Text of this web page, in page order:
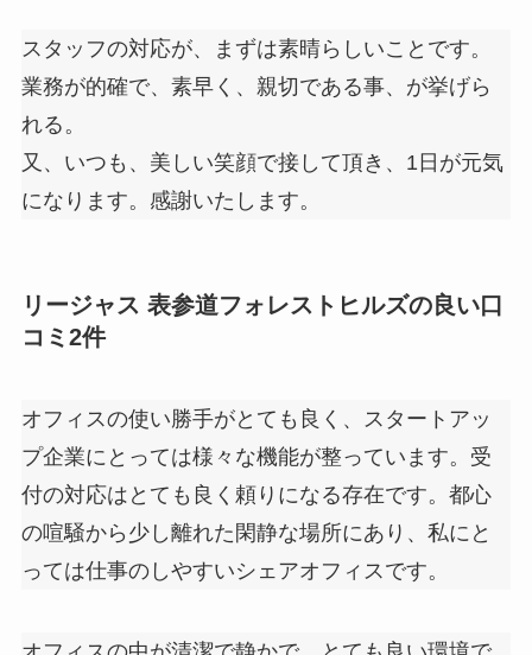
スタッフの対応が、まずは素晴らしいことです。
業務が的確で、素早く、親切である事、が挙げら
れる。
又、いつも、美しい笑顔で接して頂き、1日が元気
になります。感謝いたします。
リージャス 表参道フォレストヒルズの良い口
コミ2件
オフィスの使い勝手がとても良く、スタートアッ
プ企業にとっては様々な機能が整っています。受
付の対応はとても良く頼りになる存在です。都心
の喧騒から少し離れた閑静な場所にあり、私にと
っては仕事のしやすいシェアオフィスです。